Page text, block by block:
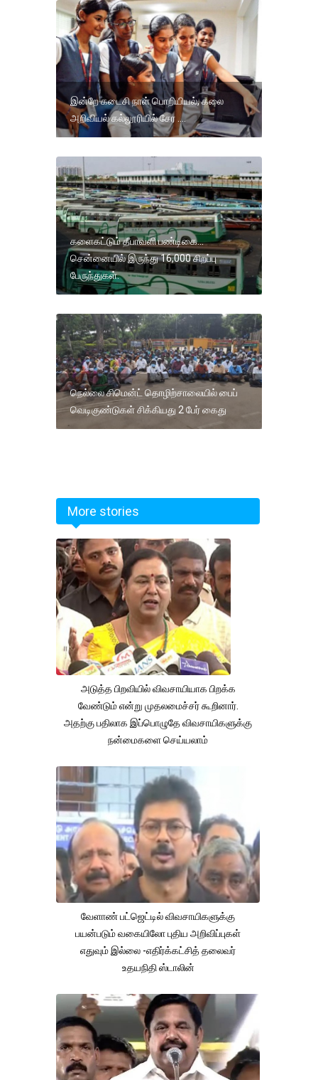
இன்றே கடைசி நாள் பொறியியல், கலை
அறிவியல் கல்லூரியில் சேர ....
களைகட்டும் தீபாவளி பண்டிகை...
சென்னையில் இருந்து 16,000 சிறப்பு
பேருந்துகள்.
நெல்லை சிமென்ட் தொழிற்சாலையில் பைப்
வெடிகுண்டுகள் சிக்கியது 2 பேர் கைது
More stories
அடுத்த பிறவியில் விவசாயியாக பிறக்க
வேண்டும் என்று முதலமைச்சர் கூறினார்.
அதற்கு பதிலாக இப்பொழுதே விவசாயிகளுக்கு
நன்மைகளை செய்யலாம்
வேளாண் பட்ஜெட்டில் விவசாயிகளுக்கு
பயன்படும் வகையிலோ புதிய அறிவிப்புகள்
எதுவும் இல்லை -எதிர்க்கட்சித் தலைவர்
உதயநிதி ஸ்டாலின்